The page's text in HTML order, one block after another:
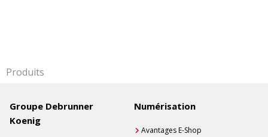
Produits
Groupe Debrunner
Koenig
Numérisation
Avantages E-Shop